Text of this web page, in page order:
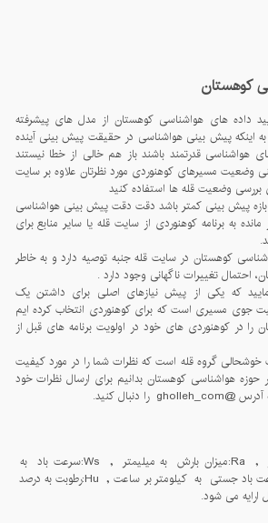
کوهستان
داده های هواشناسی کوهستان از مدل های پیشرفته
با توجه به اینکه پیش بینی هواشناسی در حقیقت پیش بینی آینده
هم مدل های هواشناسی قدرتمند باشند باز هم خالی از خطا نیستند
می شود برای پیش بینی وضعیت مسیرهای کوهنوردی مورد نظرتان علاوه بر سایت
بازه پیش بینی کمتر باشد دقت دقت پیش بینی هواشناسی
مانده به برنامه کوهنوردی از سایت قله یا سایر منابع برای
کوهستان در سايت قله جنبه توصيه دارد و به خاطر
که یکی از پیش نیازهای اصلی برای داشتن یک
وضعیت جوی مسیری است که برای کوهنوردی انتخاب کرده ایم
پس حتما هواشناسی کوهستان را در کوهنوردی های خود در اولویت برنامه های قبل از
خوشحالی گروه قله است که نظرات شما را در مورد کیفیت
حوزه هواشناسی کوهستان بدانیم برای ارسال نظرات خود
Sn:ارتفاع برف به سانتی متر , Ra:میزان بارش به میلیمتر , Ws:سرعت باد به
کیلومتر بر ساعت , WG:سرعت باد جستی به کیلومتر بر ساعت , Hu:رطوبت به درصد